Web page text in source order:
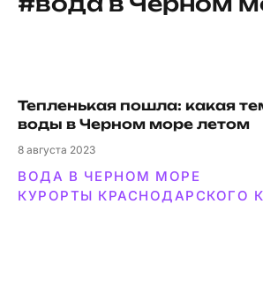
Тепленькая пошла: какая
воды в Черном море летом
8 августа 2023
ВОДА В ЧЕРНОМ МОРЕ
КУРОРТЫ КРАСНОДАРСКОГО